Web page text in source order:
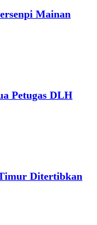
Mainan
Petugas DLH
Ditertibkan